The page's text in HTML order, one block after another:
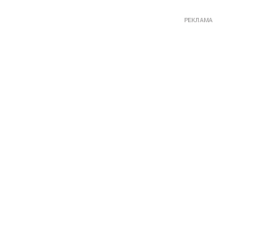
РЕКЛАМА